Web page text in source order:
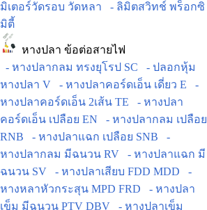
มิเตอร์วัดรอบ วัดหลา
- ลิมิตสวิทช์ พร็อกซิ
มิตี้
หางปลา ข้อต่อสายไฟ
- หางปลากลม ทรงยุโรป SC
- ปลอกหุ้ม
หางปลา V
- หางปลาคอร์ดเอ็น เดี่ยว E
-
หางปลาคอร์ดเอ็น 2เส้น TE
- หางปลา
คอร์ดเอ็น เปลือย EN
- หางปลากลม เปลือย
RNB
- หางปลาแฉก เปลือย SNB
-
หางปลากลม มีฉนวน RV
- หางปลาแฉก มี
ฉนวน SV
- หางปลาเสียบ FDD MDD
-
หางหลาหัวกระสุน MPD FRD
- หางปลา
เข็ม มีฉนวน PTV DBV
- หางปลาเข็ม